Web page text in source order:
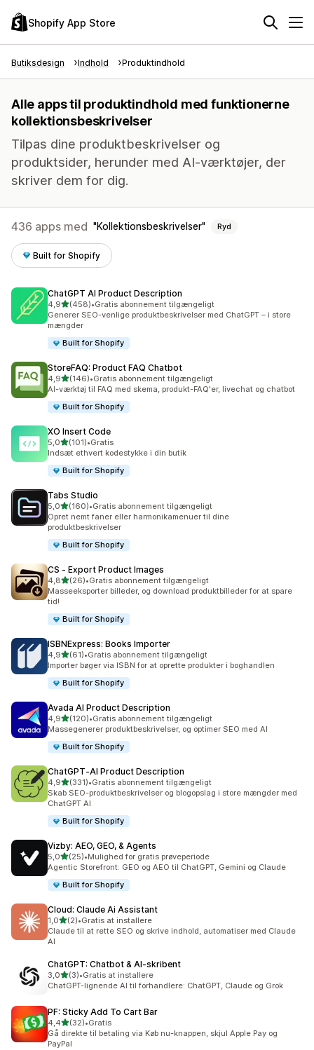
Shopify App Store
Butiksdesign Indhold Produktindhold
Alle apps til produktindhold med funktionerne
kollektionsbeskrivelser
Tilpas dine produktbeskrivelser og
produktsider, herunder med AI-værktøjer, der
skriver dem for dig.
436 apps med Kollektionsbeskrivelser Ryd
Built for Shopify
ChatGPT AI Product Description
4,9ud af 5 stjerner
(458)
458 anmeldelser i alt
•Gratis abonnement tilgængeligt
Generer SEO-venlige produktbeskrivelser med ChatGPT – i store
mængder
Built for Shopify
StoreFAQ: Product FAQ Chatbot
4,9ud af 5 stjerner
(146)
146 anmeldelser i alt
•Gratis abonnement tilgængeligt
AI-værktøj til FAQ med skema, produkt-FAQ'er, livechat og chatbot
Built for Shopify
XO Insert Code
5,0ud af 5 stjerner
(101)
101 anmeldelser i alt
•Gratis
Indsæt ethvert kodestykke i din butik
Built for Shopify
Tabs Studio
5,0ud af 5 stjerner
(160)
160 anmeldelser i alt
•Gratis abonnement tilgængeligt
Opret nemt faner eller harmonikamenuer til dine
produktbeskrivelser
Built for Shopify
CS ‑ Export Product Images
4,8ud af 5 stjerner
(26)
26 anmeldelser i alt
•Gratis abonnement tilgængeligt
Masseeksporter billeder, og download produktbilleder for at spare
tid!
Built for Shopify
ISBNExpress: Books Importer
4,9ud af 5 stjerner
(61)
61 anmeldelser i alt
•Gratis abonnement tilgængeligt
Importer bøger via ISBN for at oprette produkter i boghandlen
Built for Shopify
Avada AI Product Description
4,9ud af 5 stjerner
(120)
120 anmeldelser i alt
•Gratis abonnement tilgængeligt
Massegenerer produktbeskrivelser, og optimer SEO med AI
Built for Shopify
ChatGPT‑AI Product Description
4,9ud af 5 stjerner
(331)
331 anmeldelser i alt
•Gratis abonnement tilgængeligt
Skab SEO-produktbeskrivelser og blogopslag i store mængder med
ChatGPT AI
Built for Shopify
Vizby: AEO, GEO, & Agents
5,0ud af 5 stjerner
(25)
25 anmeldelser i alt
•Mulighed for gratis prøveperiode
Agentic Storefront: GEO og AEO til ChatGPT, Gemini og Claude
Built for Shopify
Cloud: Claude Ai Assistant
1,0ud af 5 stjerner
(2)
2 anmeldelser i alt
•Gratis at installere
Claude til at rette SEO og skrive indhold, automatiser med Claude
AI
ChatGPT: Chatbot & AI‑skribent
3,0ud af 5 stjerner
(3)
3 anmeldelser i alt
•Gratis at installere
ChatGPT-lignende AI til forhandlere: ChatGPT, Claude og Grok
PF: Sticky Add To Cart Bar
4,4ud af 5 stjerner
(32)
32 anmeldelser i alt
•Gratis
Gå direkte til betaling via Køb nu-knappen, skjul Apple Pay og
PayPal